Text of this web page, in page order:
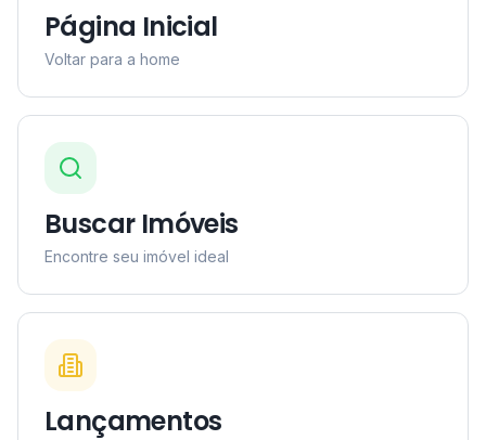
Página Inicial
Voltar para a home
Buscar Imóveis
Encontre seu imóvel ideal
Lançamentos